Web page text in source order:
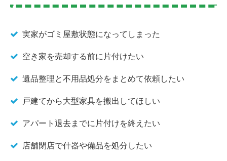
実家がゴミ屋敷状態になってしまった
空き家を売却する前に片付けたい
遺品整理と不用品処分をまとめて依頼したい
戸建てから大型家具を搬出してほしい
アパート退去までに片付けを終えたい
店舗閉店で什器や備品を処分したい